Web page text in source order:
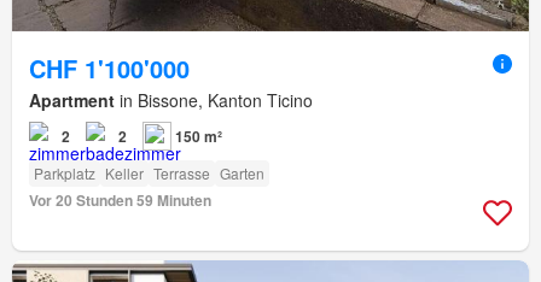
CHF 1'100'000
Apartment in Bissone, Kanton Ticino
2 2 150 m²
Parkplatz Keller Terrasse Garten
Vor 20 Stunden 59 Minuten